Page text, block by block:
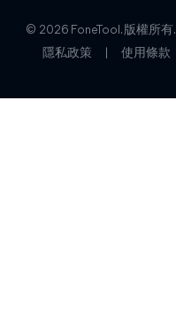
© 2026 FoneTool. 版權所有.
隱私政策
使用條款